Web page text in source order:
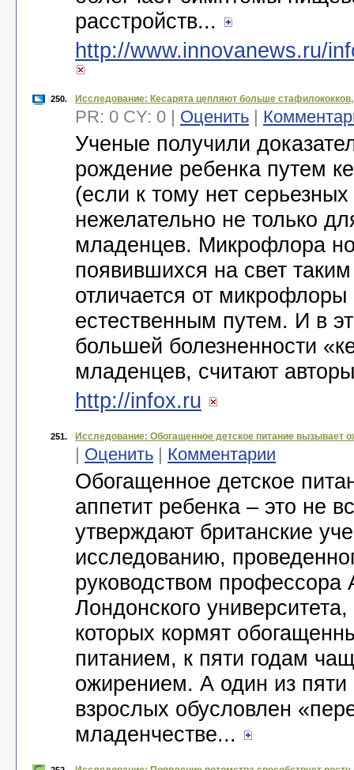
расстройств...
http://www.innovanews.ru/
250. Исследование: Кесарята цепляют больше
PR: 0 CY: 0 | Оценить |
Ученые получили
рождение ребенка путем
(если к тому нет
нежелательно не только
младенцев. Микрофлора
появившихся на свет
отличается от
естественным путем. И в
большей болезненности
младенцев, считают
http://infox.ru
251. Исследование: Обогащенное детское питание вызывает
| Оценить | Комментарии
Обогащенное детское
аппетит ребенка – это не
утверждают британские
исследованию,
руководством профессора
Лондонского
которых кормят
питанием, к пяти годам
ожирением. А один из
взрослых обусловлен
младенчестве...